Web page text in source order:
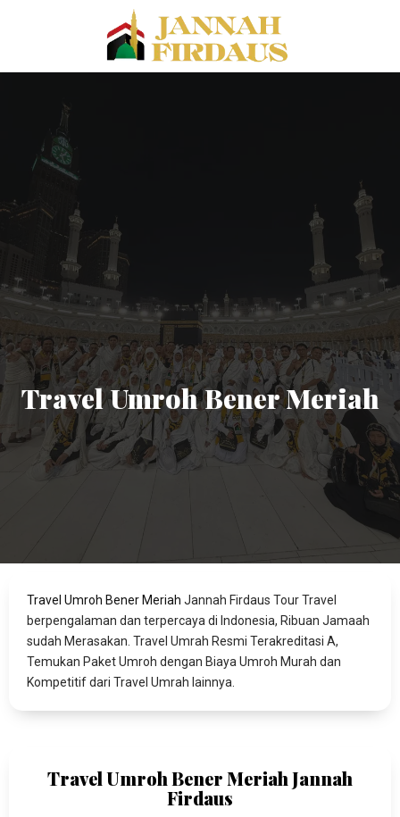
Travel Umroh Bener Meriah
Travel Umroh Bener Meriah Jannah Firdaus Tour Travel
berpengalaman dan terpercaya di Indonesia, Ribuan Jamaah
sudah Merasakan. Travel Umrah Resmi Terakreditasi A,
Temukan Paket Umroh dengan Biaya Umroh Murah dan
Kompetitif dari Travel Umrah lainnya.
Travel Umroh Bener Meriah Jannah
Firdaus